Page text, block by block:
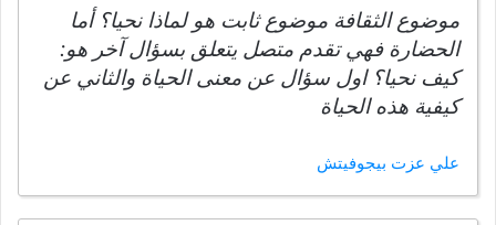
موضوع الثقافة موضوع ثابت هو لماذا نحيا؟ أما
الحضارة فهي تقدم متصل يتعلق بسؤال آخر هو:
كيف نحيا؟ اول سؤال عن معنى الحياة والثاني عن
كيفية هذه الحياة
علي عزت بيجوفيتش